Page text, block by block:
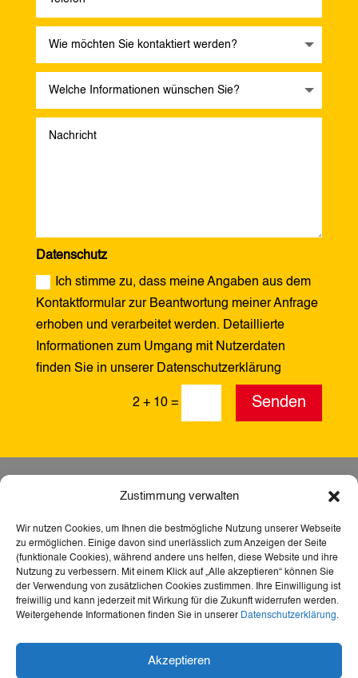
Zustimmung verwalten
Wir nutzen Cookies, um Ihnen die bestmögliche Nutzung unserer Webseite
zu ermöglichen. Einige davon sind unerlässlich zum Anzeigen der Seite
(funktionale Cookies), während andere uns helfen, diese Website und ihre
Nutzung zu verbessern. Mit einem Klick auf „Alle akzeptieren“ können Sie
der Verwendung von zusätzlichen Cookies zustimmen. Ihre Einwilligung ist
freiwillig und kann jederzeit mit Wirkung für die Zukunft widerrufen werden.
Weitergehende Informationen finden Sie in unserer Datenschutzerklärung.
Akzeptieren
Datenschutz
Ich stimme zu, dass meine Angaben aus dem
Kontaktformular zur Beantwortung meiner Anfrage
erhoben und verarbeitet werden. Detaillierte
Informationen zum Umgang mit Nutzerdaten
finden Sie in unserer Datenschutzerklärung
2 + 10 = Senden
Webseite barrierefrei – für mehr Teilhabe,